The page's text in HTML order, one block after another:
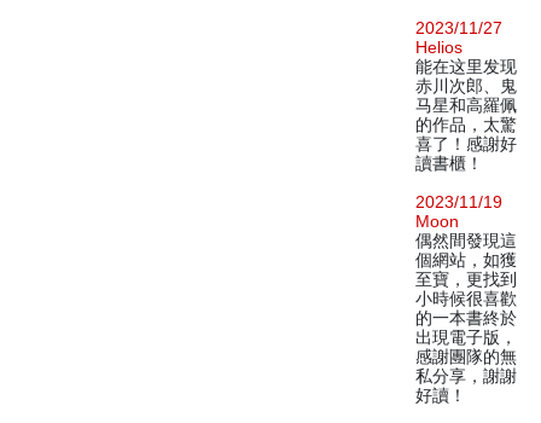
2023/11/27
Helios
能在这里发现
赤川次郎、鬼
马星和高羅佩
的作品，太驚
喜了！感謝好
讀書櫃！
2023/11/19
Moon
偶然間發現這
個網站，如獲
至寶，更找到
小時候很喜歡
的一本書終於
出現電子版，
感謝團隊的無
私分享，謝謝
好讀！